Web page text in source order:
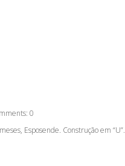
0
Esposende. Construção em “U”.